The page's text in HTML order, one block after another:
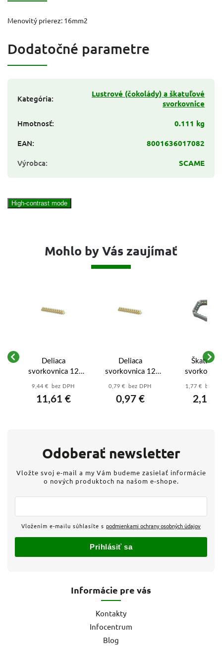
Menovitý prierez: 16mm2
Dodatočné parametre
Kategória:
Lustrové (čokolády) a škatuľové
svorkovnice
Hmotnosť:
0.111 kg
EAN:
8001636017082
Výrobca: SCAME
High-contrast mode
Mohlo by Vás zaujímať
Deliaca
svorkovnica 12
pólová - 25 mm2
9,44 € bez DPH
11,61 €
Deliaca
svorkovnica 12
pólová - 2,5 mm2
0,79 € bez DPH
0,97 €
6304-15/S
1,77 € bez
2,18 €
Informácie pre vás
Kontakty
Infocentrum
Blog
Odoberať newsletter
Vložte svoj e-mail a my Vám budeme zasielať informácie
o nových produktoch na našom e-shope.
Vložením e-mailu súhlasíte s podmienkami ochrany osobných údajov
Prihlásiť sa